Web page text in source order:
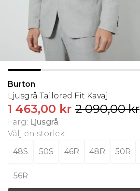
Burton
Ljusgrå Tailored Fit Kavaj
1 463,00 kr 2 090,00 kr
Färg: Ljusgrå
Välj en storlek:
48S
50S 46R 48R 50R
56R